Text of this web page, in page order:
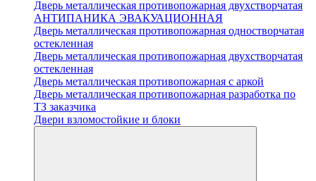
Дверь металлическая противопожарная двухстворчатая
АНТИПАНИКА ЭВАКУАЦИОННАЯ
Дверь металлическая противопожарная одностворчатая
остекленная
Дверь металлическая противопожарная двухстворчатая
остекленная
Дверь металлическая противопожарная с аркой
Дверь металлическая противопожарная разработка по
ТЗ заказчика
Двери взломостойкие и блоки